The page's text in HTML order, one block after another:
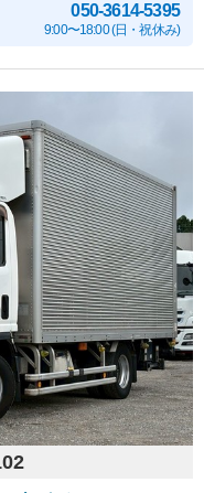
050-3614-5395
9:00〜18:00 (日・祝休み)